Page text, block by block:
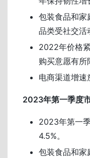
包装食品和家
品类受社交活
2022年价格
购买意愿有所
电商渠道增
2023年第一季度
2023年第一
4.5%。
包装食品和家